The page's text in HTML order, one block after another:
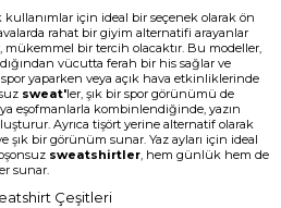
kullanımlar için ideal bir seçenek olarak ön
rahat bir giyim alternatifi arayanlar
bir tercih olacaktır. Bu modeller,
vücutta ferah bir his sağlar ve
yaparken veya açık hava etkinliklerinde
sweat'ler, şık bir spor görünümü de
eşofmanlarla kombinlendiğinde, yazın
Ayrıca tişört yerine alternatif olarak
bir görünüm sunar. Yaz ayları için ideal
sweatshirtler, hem günlük hem de
sunar.
Çeşitleri